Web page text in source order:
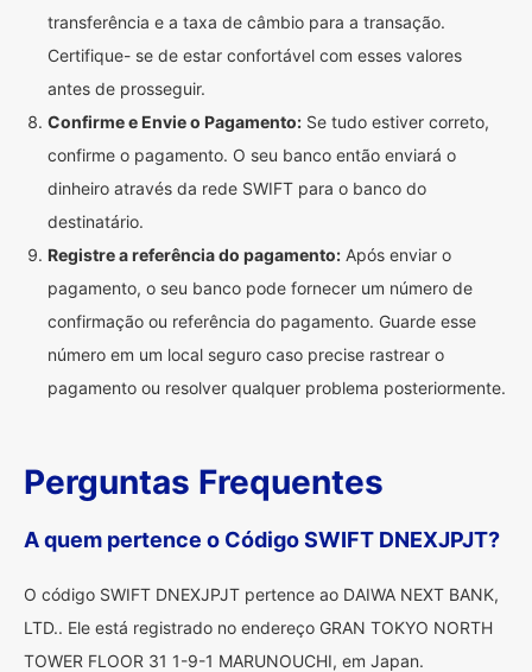
transferência e a taxa de câmbio para a transação.
Certifique- se de estar confortável com esses valores
antes de prosseguir.
Confirme e Envie o Pagamento: Se tudo estiver correto,
confirme o pagamento. O seu banco então enviará o
dinheiro através da rede SWIFT para o banco do
destinatário.
Registre a referência do pagamento: Após enviar o
pagamento, o seu banco pode fornecer um número de
confirmação ou referência do pagamento. Guarde esse
número em um local seguro caso precise rastrear o
pagamento ou resolver qualquer problema posteriormente.
Perguntas Frequentes
A quem pertence o Código SWIFT DNEXJPJT?
O código SWIFT DNEXJPJT pertence ao DAIWA NEXT BANK,
LTD.. Ele está registrado no endereço GRAN TOKYO NORTH
TOWER FLOOR 31 1-9-1 MARUNOUCHI, em Japan.